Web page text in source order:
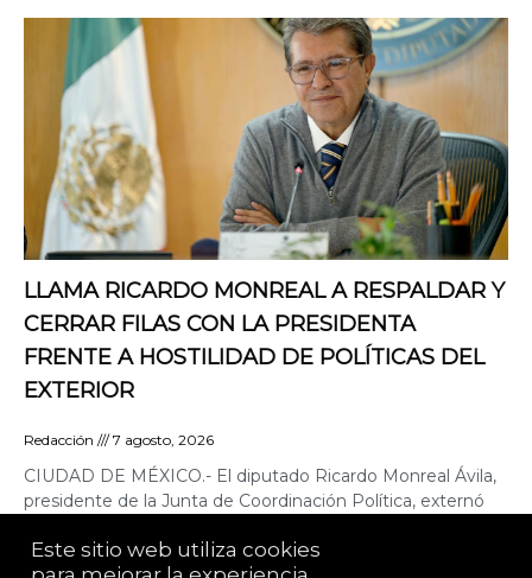
LLAMA RICARDO MONREAL A RESPALDAR Y
CERRAR FILAS CON LA PRESIDENTA
FRENTE A HOSTILIDAD DE POLÍTICAS DEL
EXTERIOR
Redacción 7 agosto, 2026
CIUDAD DE MÉXICO.- El diputado Ricardo Monreal Ávila,
presidente de la Junta de Coordinación Política, externó
Este sitio web utiliza cookies